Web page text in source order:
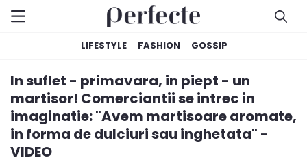
LIFESTYLE FASHION GOSSIP
In suflet - primavara, in piept - un
martisor! Comerciantii se intrec in
imaginatie: "Avem martisoare aromate,
in forma de dulciuri sau inghetata" -
VIDEO